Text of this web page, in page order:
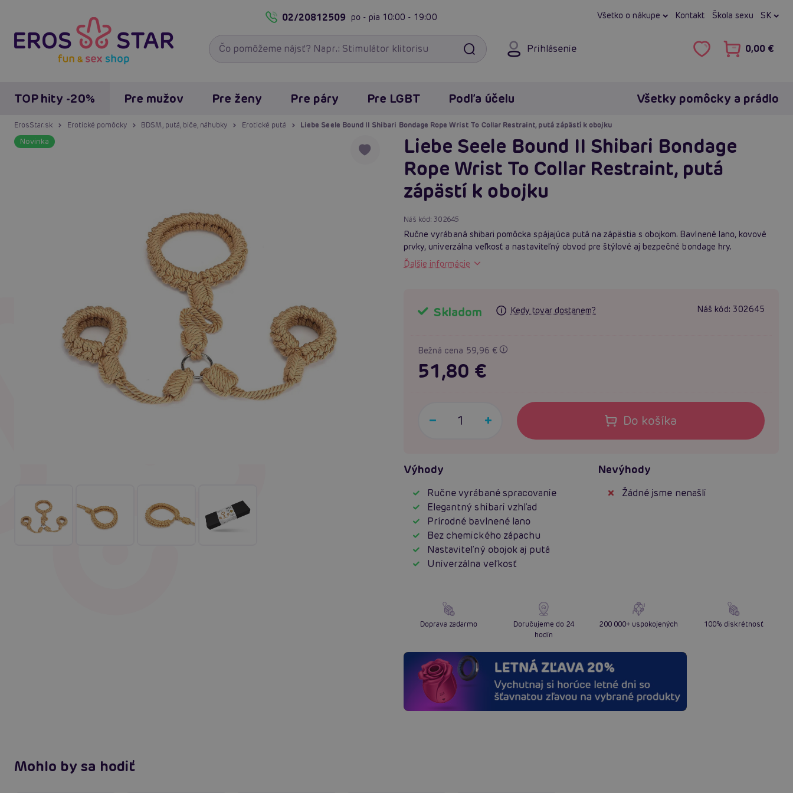
02/20812509 po - pia 10:00 - 19:00 Všetko o nákupe Kontakt Škola sexu SK
Prihlásenie 0,00 €
TOP hity -20% Pre mužov Pre ženy Pre páry Pre LGBT Podľa účelu Všetky pomôcky a prádlo
ErosStar.sk Erotické pomôcky BDSM, putá, biče, náhubky Erotické putá Liebe Seele Bound II Shibari Bondage Rope Wrist To Collar Restraint, putá zápästí k obojku
Novinka
Liebe Seele Bound II Shibari Bondage
Rope Wrist To Collar Restraint, putá
zápästí k obojku
Náš kód:302645
Ručne vyrábaná shibari pomôcka spájajúca putá na zápästia s obojkom. Bavlnené lano, kovové
prvky, univerzálna veľkosť a nastaviteľný obvod pre štýlové aj bezpečné bondage hry.
Ďalšie informácie
Skladom Kedy tovar dostanem? Náš kód: 302645
Bežná cena 59,96 €
51,80 €
Do košíka
Výhody
Ručne vyrábané spracovanie
Elegantný shibari vzhľad
Prírodné bavlnené lano
Bez chemického zápachu
Nastaviteľný obojok aj putá
Univerzálna veľkosť
Nevýhody
Žádné jsme nenašli
Doprava zadarmo
Doručujeme do 24
hodín
200 000+ uspokojených 100% diskrétnosť
Mohlo by sa hodiť